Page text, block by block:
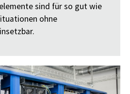
sind für so gut wie
ohne